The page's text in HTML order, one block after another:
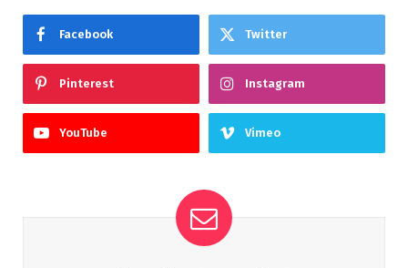
Facebook Twitter
Pinterest Instagram
YouTube Vimeo